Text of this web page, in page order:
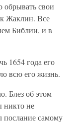
обрывать свои
к Жаклин. Все
Библии, и в
1654 года его
всю его жизнь.
Блез об этом
никто не
послание самому